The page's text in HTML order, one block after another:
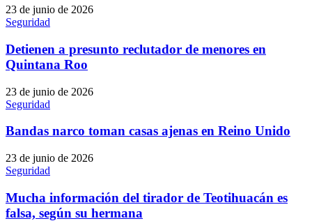
23 de junio de 2026
Seguridad
Detienen a presunto reclutador de menores en
Quintana Roo
23 de junio de 2026
Seguridad
Bandas narco toman casas ajenas en Reino Unido
23 de junio de 2026
Seguridad
Mucha información del tirador de Teotihuacán es
falsa, según su hermana